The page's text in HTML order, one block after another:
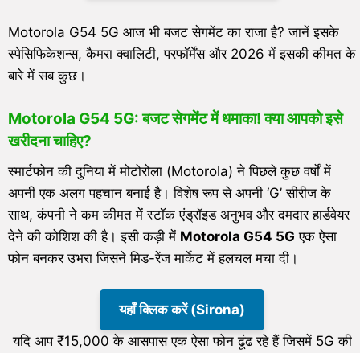
Motorola G54 5G आज भी बजट सेगमेंट का राजा है? जानें इसके
स्पेसिफिकेशन्स, कैमरा क्वालिटी, परफॉर्मेंस और 2026 में इसकी कीमत के
बारे में सब कुछ।
Motorola G54 5G: बजट सेगमेंट में धमाका! क्या आपको इसे
खरीदना चाहिए?
स्मार्टफोन की दुनिया में मोटोरोला (Motorola) ने पिछले कुछ वर्षों में
अपनी एक अलग पहचान बनाई है। विशेष रूप से अपनी ‘G’ सीरीज के
साथ, कंपनी ने कम कीमत में स्टॉक एंड्रॉइड अनुभव और दमदार हार्डवेयर
देने की कोशिश की है। इसी कड़ी में Motorola G54 5G एक ऐसा
फोन बनकर उभरा जिसने मिड-रेंज मार्केट में हलचल मचा दी।
यहाँ क्लिक करें (Sirona)
यदि आप ₹15,000 के आसपास एक ऐसा फोन ढूंढ रहे हैं जिसमें 5G की